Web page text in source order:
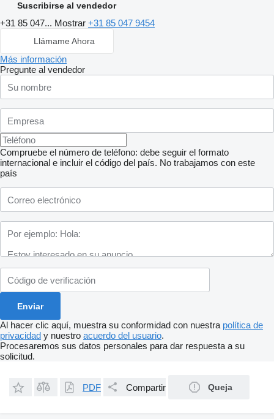
Suscribirse al vendedor
+31 85 047... Mostrar +31 85 047 9454
Llámame Ahora
Más información
Pregunte al vendedor
Compruebe el número de teléfono: debe seguir el formato
internacional e incluir el código del país. No trabajamos con este
país
Al hacer clic aquí, muestra su conformidad con nuestra política de
privacidad y nuestro acuerdo del usuario.
Procesaremos sus datos personales para dar respuesta a su
solicitud.
PDF Compartir Queja